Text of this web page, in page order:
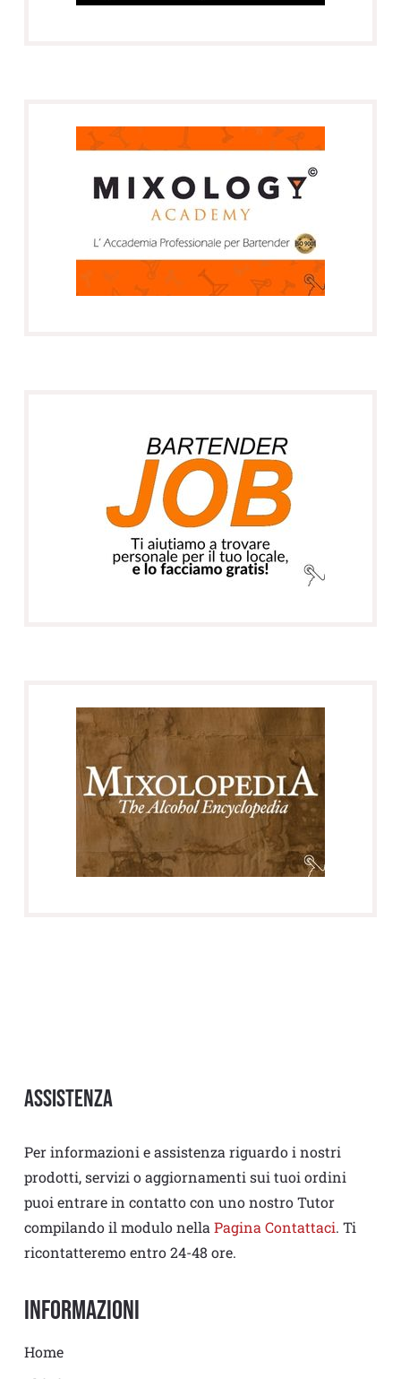
Assistenza
Per informazioni e assistenza riguardo i nostri
prodotti, servizi o aggiornamenti sui tuoi ordini
puoi entrare in contatto con uno nostro Tutor
compilando il modulo nella Pagina Contattaci. Ti
ricontatteremo entro 24-48 ore.
Informazioni
Home